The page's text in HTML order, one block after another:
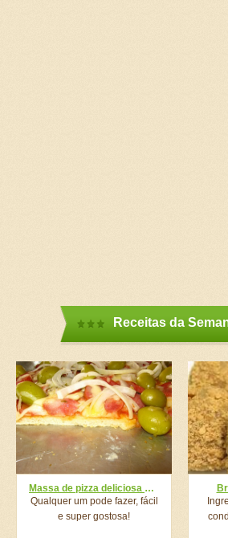
Receitas da
Massa de pizza deliciosa e fácil
Qualquer um pode fazer, fácil
e super gostosa!